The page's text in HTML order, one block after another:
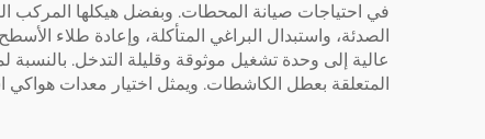
في احتياجات صيانة المحطات. وبفضل هيكلها المركب
الصدئة، واستبدال البراغي المتأكلة، وإعادة طلاء
عالية إلى وحدة تشغيل موثوقة وقليلة التدخل.
المتعلقة بعطل الكاشطات. ويمثل اختيار معدات هواكي